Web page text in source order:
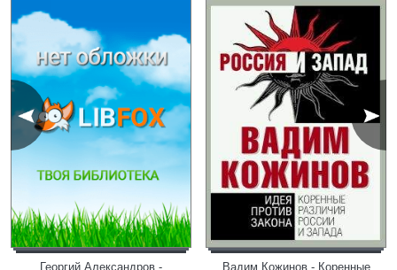
Георгий Александров -
Вадим Кожинов - Коренные